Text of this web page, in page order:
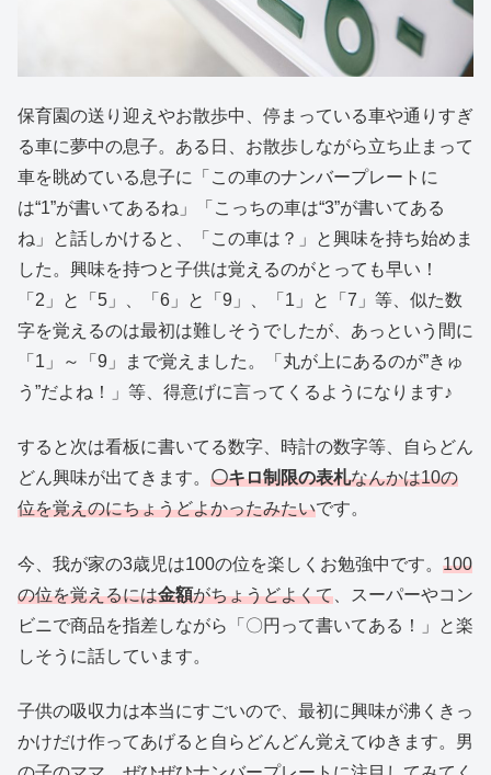
保育園の送り迎えやお散歩中、停まっている車や通りすぎ
る車に夢中の息子。ある日、お散歩しながら立ち止まって
車を眺めている息子に「この車のナンバープレートに
は“1”が書いてあるね」「こっちの車は“3”が書いてある
ね」と話しかけると、「この車は？」と興味を持ち始めま
した。興味を持つと子供は覚えるのがとっても早い！
「2」と「5」、「6」と「9」、「1」と「7」等、似た数
字を覚えるのは最初は難しそうでしたが、あっという間に
「1」～「9」まで覚えました。「丸が上にあるのが”きゅ
う”だよね！」等、得意げに言ってくるようになります♪
すると次は看板に書いてる数字、時計の数字等、自らどん
どん興味が出てきます。 〇キロ制限の表札なんかは10の
位を覚えのにちょうどよかったみたいです。
今、我が家の3歳児は100の位を楽しくお勉強中です。 100
の位を覚えるには金額がちょうどよくて 、スーパーやコン
ビニで商品を指差しながら「〇円って書いてある！」と楽
しそうに話しています。
子供の吸収力は本当にすごいので、最初に興味が沸くきっ
かけだけ作ってあげると自らどんどん覚えてゆきます。男